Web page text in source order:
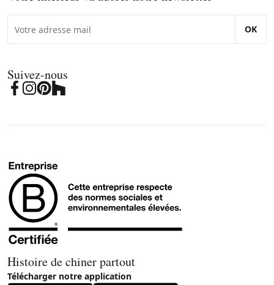
OK
Suivez-nous
Histoire de chiner partout
Télécharger notre application